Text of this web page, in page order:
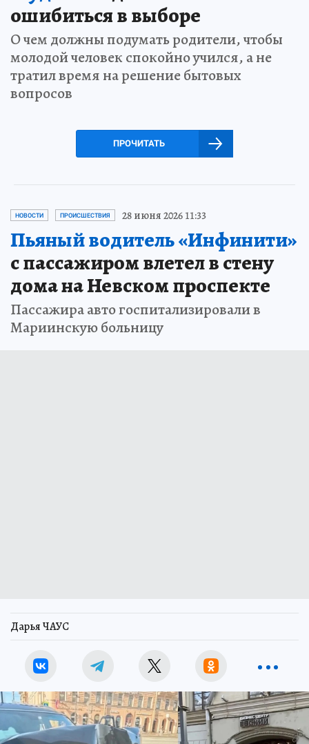
ошибиться в выборе
О чем должны подумать родители, чтобы
молодой человек спокойно учился, а не
тратил время на решение бытовых
вопросов
ПРОЧИТАТЬ
НОВОСТИ ПРОИСШЕСТВИЯ 28 июня 2026 11:33
Пьяный водитель «Инфинити»
с пассажиром влетел в стену
дома на Невском проспекте
Пассажира авто госпитализировали в
Мариинскую больницу
Дарья ЧАУС